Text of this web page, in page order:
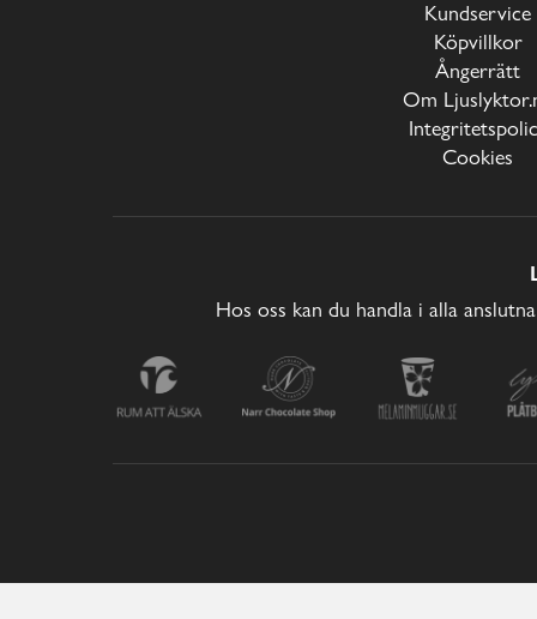
Kundservice
Köpvillkor
Ångerrätt
Om
Cookies
Hos oss kan du handla i alla